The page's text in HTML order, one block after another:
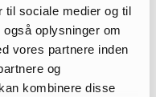
til sociale medier og til
oplysninger om
vores partnere inden
og
kombinere disse